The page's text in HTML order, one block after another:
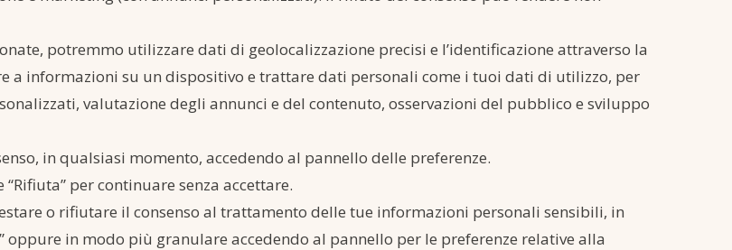
potremmo utilizzare dati di geolocalizzazione precisi e l’identificazione attraverso la
a informazioni su un dispositivo e trattare dati personali come i tuoi dati di utilizzo, per
valutazione degli annunci e del contenuto, osservazioni del pubblico e sviluppo
in qualsiasi momento, accedendo al pannello delle preferenze.
per continuare senza accettare.
o rifiutare il consenso al trattamento delle tue informazioni personali sensibili, in
oppure in modo più granulare accedendo al pannello per le preferenze relative alla